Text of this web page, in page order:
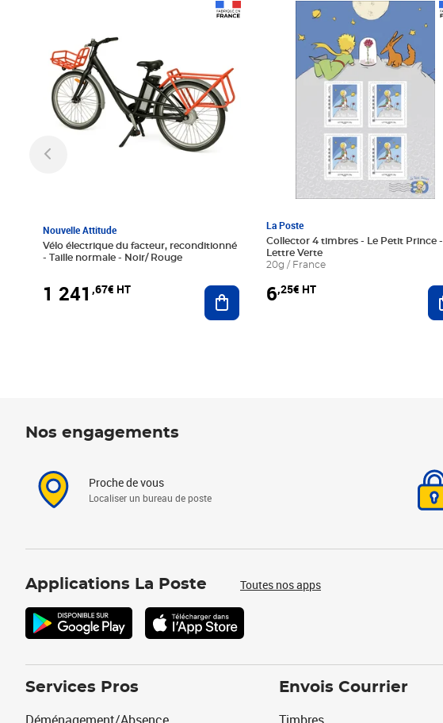
Nouvelle Attitude
Vélo électrique du facteur, reconditionné
- Taille normale - Noir/ Rouge
1 241 ,67€ HT Ajouter au panier
La Poste
Collector 4 timbres - Le Petit Prince -
Lettre Verte
20g / France
6,25€ HT
Prix 6,25€ HT
Nos engagements
Proche de vous
Localiser un bureau de poste
Applications La Poste Toutes nos apps
Services Pros Envois Courrier